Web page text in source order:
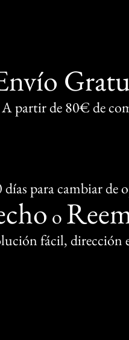
A partir de 80€ de
días para cambiar de
o
fácil, dirección